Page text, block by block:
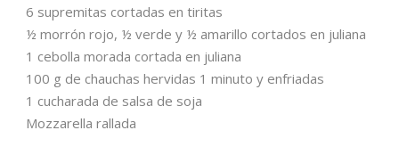
6 supremitas cortadas en tiritas
½ morrón rojo, ½ verde y ½ amarillo cortados en juliana
1 cebolla morada cortada en juliana
100 g de chauchas hervidas 1 minuto y enfriadas
1 cucharada de salsa de soja
Mozzarella rallada